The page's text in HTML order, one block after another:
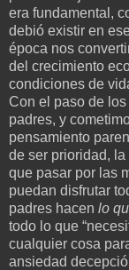
era fundamental,
debió existir en
época nos
del crecimiento
condiciones de
Con el paso de
padres, y
pensamiento
de ser prioridad,
que pasar por las
puedan disfrutar
padres hacen lo
todo lo que
cualquier cosa
ansiedad